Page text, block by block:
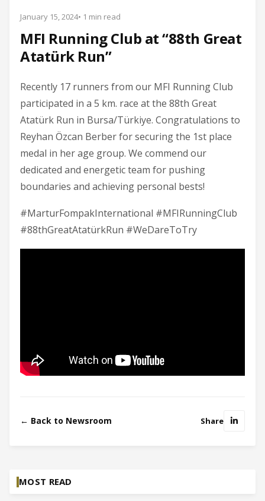
January 15, 2024• 1 min read
MFI Running Club at “88th Great
Atatürk Run”
Recently 17 runners from our MFI Running Club
participated in a 5 km. race at the 88th Great
Atatürk Run in Bursa/Türkiye. Congratulations to
Reyhan Özcan Berber for securing the 1st place
medal in her age group. We commend our
dedicated and energetic team for pushing
boundaries and achieving personal bests!
#MarturFompakInternational #MFIRunningClub
#88thGreatAtatürkRun #WeDareToTry
← Back to Newsroom Share
MOST READ